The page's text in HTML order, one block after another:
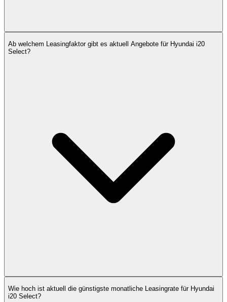
Ab welchem Leasingfaktor gibt es aktuell Angebote für Hyundai i20
Select?
Wie hoch ist aktuell die günstigste monatliche Leasingrate für Hyundai
i20 Select?